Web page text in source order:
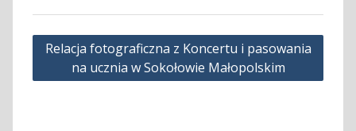
Nawigacja
wpisu
Relacja fotograficzna z Koncertu i pasowania
na ucznia w Sokołowie Małopolskim